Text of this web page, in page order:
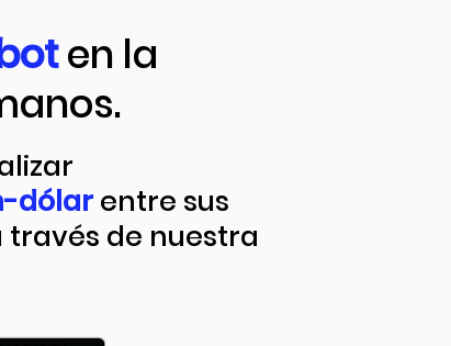
en la
dólar entre sus
de nuestra